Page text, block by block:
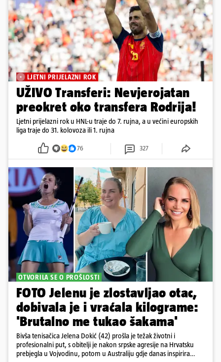
LJETNI PRIJELAZNI ROK
UŽIVO Transferi: Nevjerojatan
preokret oko transfera Rodrija!
Ljetni prijelazni rok u HNL-u traje do 7. rujna, a u većini europskih
liga traje do 31. kolovoza ili 1. rujna
76 327
OTVORILA SE O PROŠLOSTI
FOTO Jelenu je zlostavljao otac,
dobivala je i vraćala kilograme:
'Brutalno me tukao šakama'
Bivša tenisačica Jelena Dokić (42) prošla je težak životni i
profesionalni put, s obitelji je nakon srpske agresije na Hrvatsku
prebjegla u Vojvodinu, potom u Australiju gdje danas inspirira